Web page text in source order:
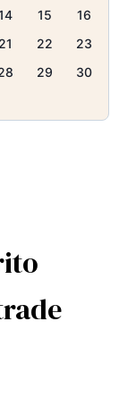
15
16
21 22
23
29
30